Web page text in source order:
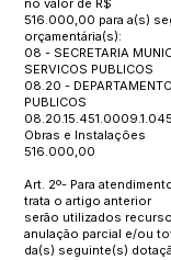
no valor de R$
516.000,00 para a(s)
orçamentária(s):
08 - SECRETARIA
SERVICOS PUBLICOS
08.20 -
PUBLICOS
08.20.15.451.0009.1.045
Obras e Instalações
516.000,00
Art. 2º- Para
trata o artigo anterior
serão utilizados
anulação parcial e/ou
da(s) seguinte(s)